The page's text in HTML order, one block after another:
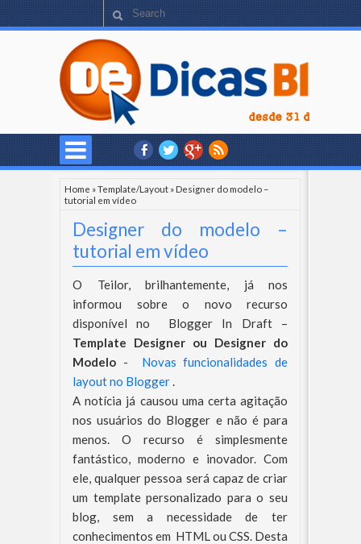
Home »Template/Layout »Designer do modelo –
tutorial em vídeo
Designer do modelo –
tutorial em vídeo
O Teilor, brilhantemente, já nos
informou sobre o novo recurso
disponível no Blogger In Draft –
Template Designer ou Designer do
Modelo - Novas funcionalidades de
layout no Blogger.
A notícia já causou uma certa agitação
nos usuários do Blogger e não é para
menos. O recurso é simplesmente
fantástico, moderno e inovador. Com
ele, qualquer pessoa será capaz de criar
um template personalizado para o seu
blog, sem a necessidade de ter
conhecimentos em HTML ou CSS. Desta